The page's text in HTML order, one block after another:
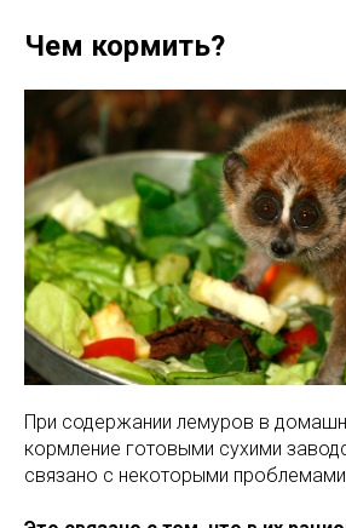
Чем кормить?
При содержании лемуров в
кормление готовыми сухими
связано с некоторыми